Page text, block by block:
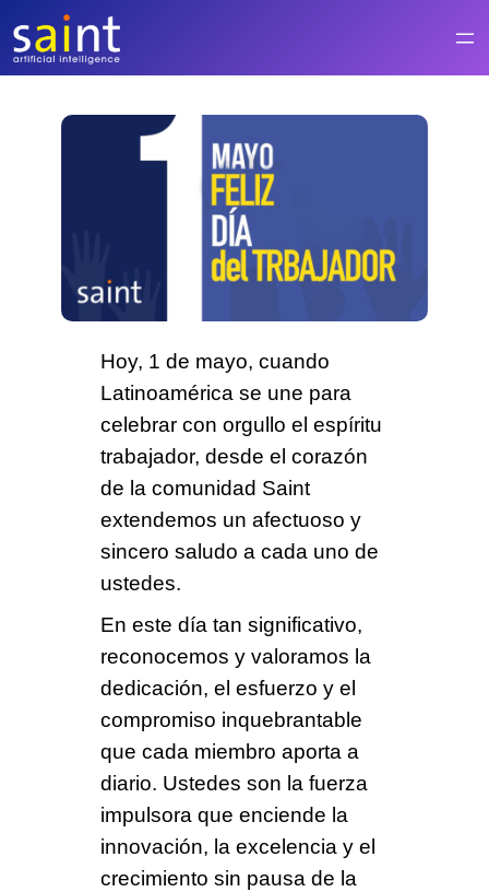
contenido
Hoy, 1 de mayo, cuando
Latinoamérica se une para
celebrar con orgullo el espíritu
trabajador, desde el corazón
de la comunidad Saint
extendemos un afectuoso y
sincero saludo a cada uno de
ustedes.
En este día tan significativo,
reconocemos y valoramos la
dedicación, el esfuerzo y el
compromiso inquebrantable
que cada miembro aporta a
diario. Ustedes son la fuerza
impulsora que enciende la
innovación, la excelencia y el
crecimiento sin pausa de la